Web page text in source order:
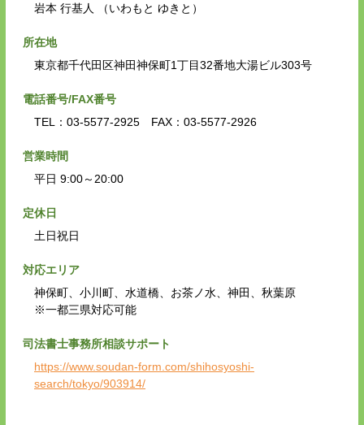
岩本 行基人 （いわもと ゆきと）
所在地
東京都千代田区神田神保町1丁目32番地大湯ビル303号
電話番号/FAX番号
TEL：03-5577-2925 FAX：03-5577-2926
営業時間
平日 9:00～20:00
定休日
土日祝日
対応エリア
神保町、小川町、水道橋、お茶ノ水、神田、秋葉原
※一都三県対応可能
司法書士事務所相談サポート
https://www.soudan-form.com/shihosyoshi-
search/tokyo/903914/